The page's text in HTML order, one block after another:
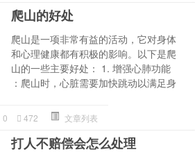
爬山的好处
爬山是一项非常有益的活动，它对身体
和心理健康都有积极的影响。以下是爬
山的一些主要好处： 1. 增强心肺功能
：爬山时，心脏需要加快跳动以满足身
0 472 文章列表
打人不赔偿会怎么处理